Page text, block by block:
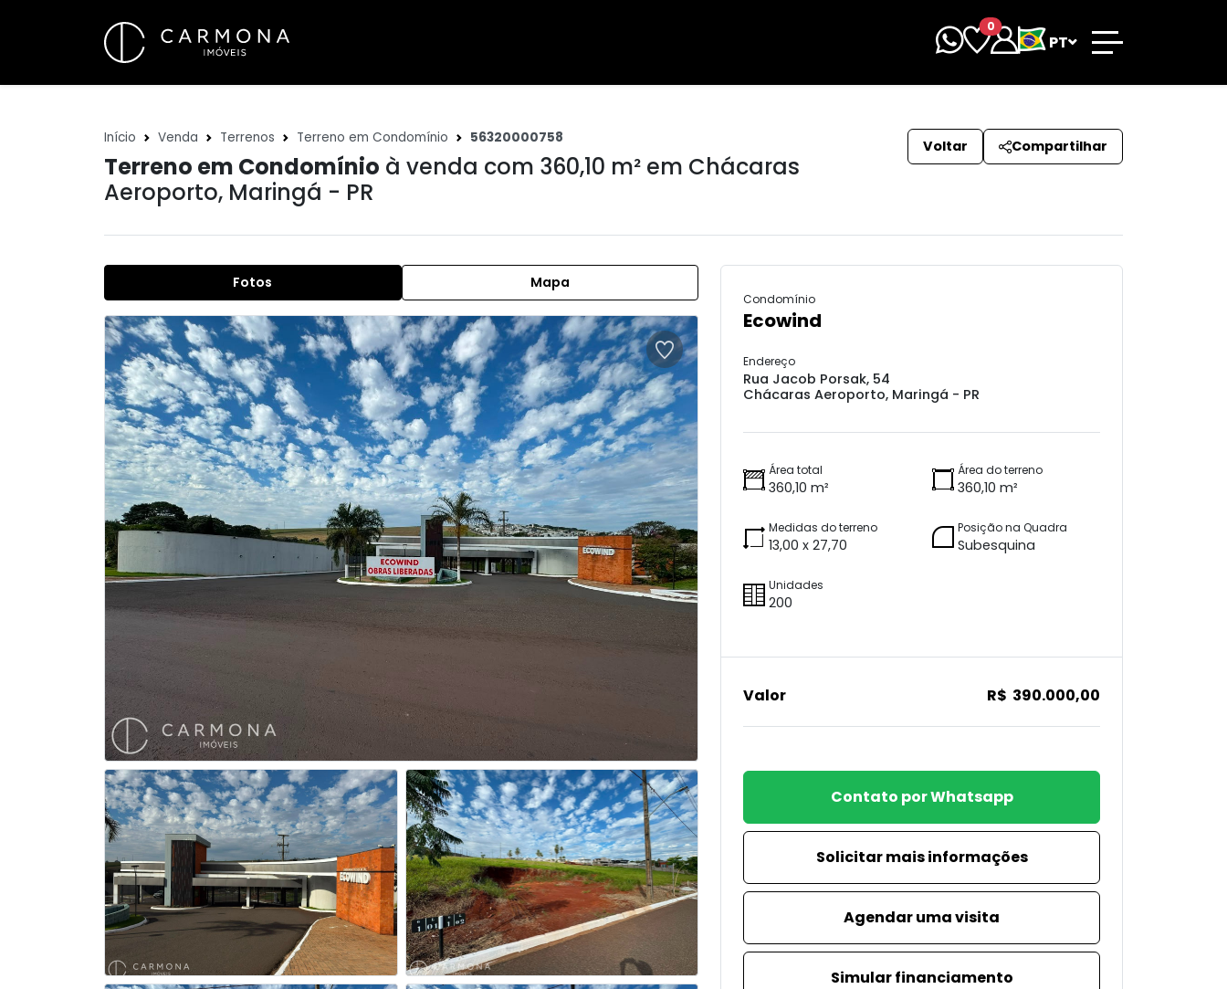
0
PT
Início Venda Terrenos Terreno em Condomínio 56320000758
Terreno em Condomínio à venda com 360,10 m² em Chácaras
Aeroporto, Maringá - PR
Voltar Compartilhar
Fotos Mapa
Condomínio
Ecowind
Endereço
Rua Jacob Porsak, 54
Chácaras Aeroporto, Maringá - PR
Área total
360,10 m²
Área do terreno
360,10 m²
Medidas do terreno
13,00 x 27,70
Posição na Quadra
Subesquina
Unidades
200
Valor R$ 390.000,00
Contato por Whatsapp
Solicitar mais informações
Agendar uma visita
Simular financiamento